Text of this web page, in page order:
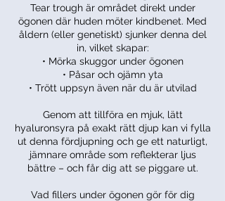
Tear trough är området direkt under
ögonen där huden möter kindbenet. Med
åldern (eller genetiskt) sjunker denna del
in, vilket skapar:
• Mörka skuggor under ögonen
• Påsar och ojämn yta
• Trött uppsyn även när du är utvilad
Genom att tillföra en mjuk, lätt
hyaluronsyra på exakt rätt djup kan vi fylla
ut denna fördjupning och ge ett naturligt,
jämnare område som reflekterar ljus
bättre – och får dig att se piggare ut.
Vad fillers under ögonen gör för dig